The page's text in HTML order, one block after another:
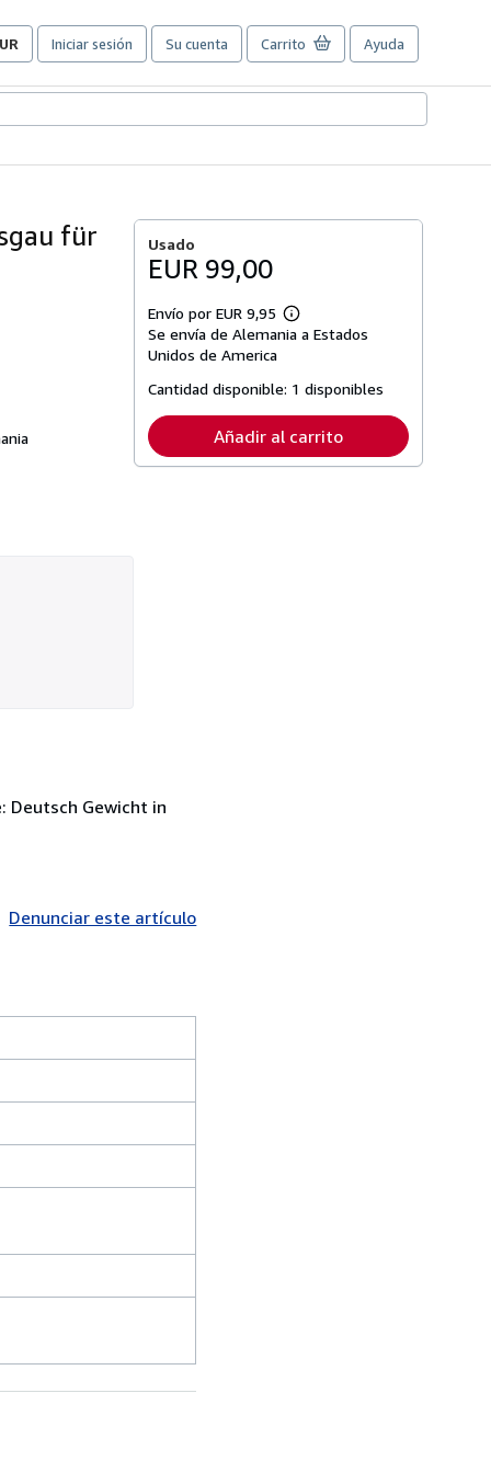
Iniciar sesión Su cuenta Carrito Ayuda
für
Usado
EUR 99,00
Envío por EUR 9,95
Más
información
tarifas
envío
Se envía de Alemania a Estados
Unidos de America
Cantidad disponible: 1 disponibles
Añadir al carrito
Deutsch Gewicht in
Denunciar este artículo